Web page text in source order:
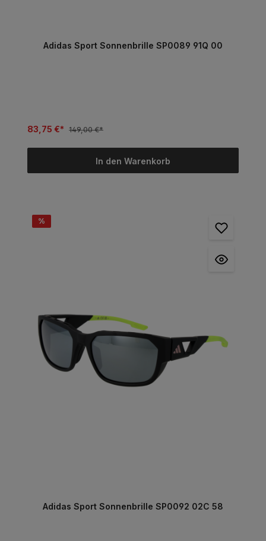
Adidas Sport Sonnenbrille SP0089 91Q 00
83,75 €* 149,00 €*
In den Warenkorb
%
Adidas Sport Sonnenbrille SP0092 02C 58